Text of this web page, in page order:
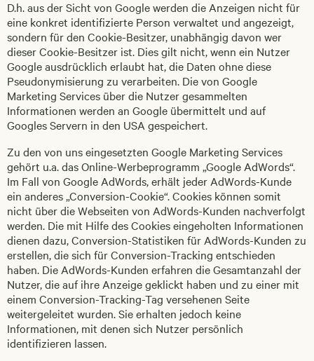
D.h. aus der Sicht von Google werden die Anzeigen nicht für
eine konkret identifizierte Person verwaltet und angezeigt,
sondern für den Cookie-Besitzer, unabhängig davon wer
dieser Cookie-Besitzer ist. Dies gilt nicht, wenn ein Nutzer
Google ausdrücklich erlaubt hat, die Daten ohne diese
Pseudonymisierung zu verarbeiten. Die von Google
Marketing Services über die Nutzer gesammelten
Informationen werden an Google übermittelt und auf
Googles Servern in den USA gespeichert.
Zu den von uns eingesetzten Google Marketing Services
gehört u.a. das Online-Werbeprogramm „Google AdWords“.
Im Fall von Google AdWords, erhält jeder AdWords-Kunde
ein anderes „Conversion-Cookie“. Cookies können somit
nicht über die Webseiten von AdWords-Kunden nachverfolgt
werden. Die mit Hilfe des Cookies eingeholten Informationen
dienen dazu, Conversion-Statistiken für AdWords-Kunden zu
erstellen, die sich für Conversion-Tracking entschieden
haben. Die AdWords-Kunden erfahren die Gesamtanzahl der
Nutzer, die auf ihre Anzeige geklickt haben und zu einer mit
einem Conversion-Tracking-Tag versehenen Seite
weitergeleitet wurden. Sie erhalten jedoch keine
Informationen, mit denen sich Nutzer persönlich
identifizieren lassen.